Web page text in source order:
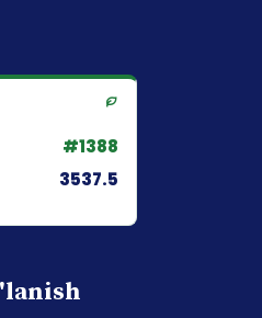
#1388
3537.5